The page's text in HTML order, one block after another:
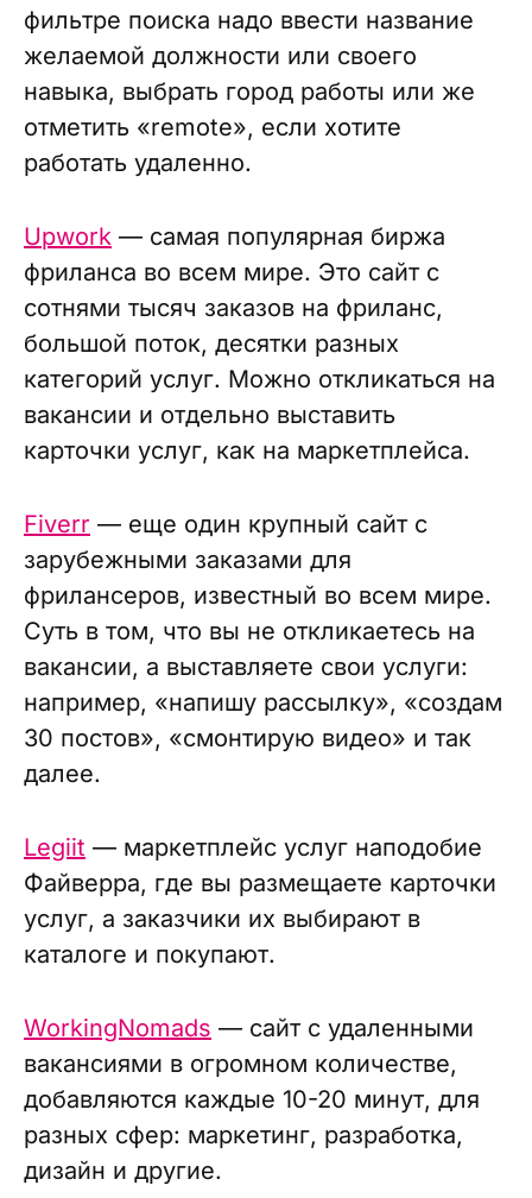
фильтре поиска надо ввести название
желаемой должности или своего
навыка, выбрать город работы или же
отметить «remote», если хотите
работать удаленно.
Upwork — самая популярная биржа
фриланса во всем мире. Это сайт с
сотнями тысяч заказов на фриланс,
большой поток, десятки разных
категорий услуг. Можно откликаться на
вакансии и отдельно выставить
карточки услуг, как на маркетплейса.
Fiverr — еще один крупный сайт с
зарубежными заказами для
фрилансеров, известный во всем мире.
Суть в том, что вы не откликаетесь на
вакансии, а выставляете свои услуги:
например, «напишу рассылку», «создам
30 постов», «смонтирую видео» и так
далее.
Legiit — маркетплейс услуг наподобие
Файверра, где вы размещаете карточки
услуг, а заказчики их выбирают в
каталоге и покупают.
WorkingNomads — сайт с удаленными
вакансиями в огромном количестве,
добавляются каждые 10-20 минут, для
разных сфер: маркетинг, разработка,
дизайн и другие.